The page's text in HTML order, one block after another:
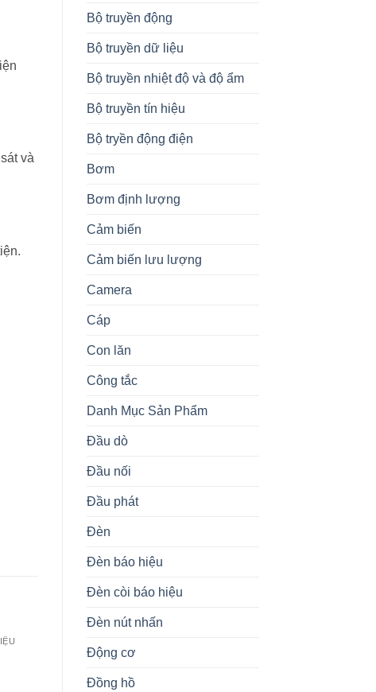
Bộ truyền động
Bộ truyền dữ liệu
Bộ truyền nhiệt độ và độ ẩm
Bộ truyền tín hiệu
Bộ tryền động điện
Bơm
Bơm định lượng
Cảm biến
Cảm biến lưu lượng
Camera
Cáp
Con lăn
Công tắc
Danh Mục Sản Phẩm
Đầu dò
Đầu nối
Đầu phát
Đèn
Đèn báo hiệu
Đèn còi báo hiệu
Đèn nút nhấn
Động cơ
Đồng hồ
và
M8MS-6A-R MG/M-system